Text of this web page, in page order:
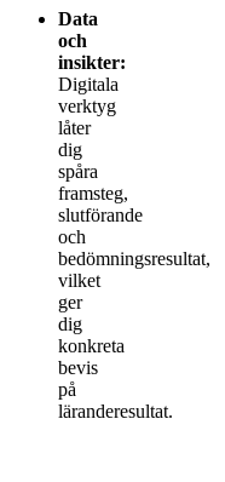
Data
och
insikter:
Digitala
verktyg
låter
dig
spåra
framsteg,
slutförande
och
bedömningsresultat,
vilket
ger
dig
konkreta
bevis
på
läranderesultat.